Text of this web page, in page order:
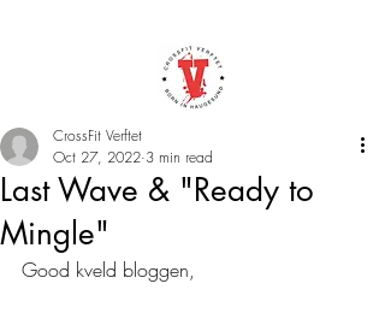
Last Wave & "Ready to
Mingle"
CrossFit Verftet
Oct 27, 2022 3 min read
Good kveld bloggen,